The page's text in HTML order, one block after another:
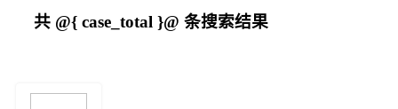
共 @{ case_total }@ 条搜索结果